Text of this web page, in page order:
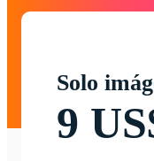
Solo
9